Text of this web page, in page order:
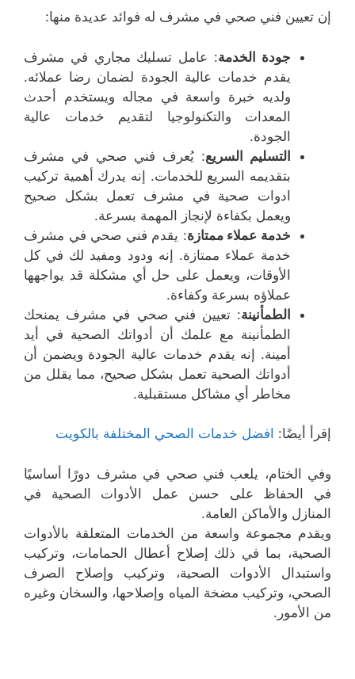
إن تعيين فني صحي في مشرف له فوائد عديدة منها:
جودة الخدمة: عامل تسليك مجاري في مشرف
يقدم خدمات عالية الجودة لضمان رضا عملائه.
ولديه خبرة واسعة في مجاله ويستخدم أحدث
المعدات والتكنولوجيا لتقديم خدمات عالية
الجودة.
التسليم السريع: يُعرف فني صحي في مشرف
بتقديمه السريع للخدمات. إنه يدرك أهمية تركيب
ادوات صحية في مشرف تعمل بشكل صحيح
ويعمل بكفاءة لإنجاز المهمة بسرعة.
خدمة عملاء ممتازة: يقدم فني صحي في مشرف
خدمة عملاء ممتازة. إنه ودود ومفيد لك في كل
الأوقات، ويعمل على حل أي مشكلة قد يواجهها
عملاؤه بسرعة وكفاءة.
الطمأنينة: تعيين فني صحي في مشرف يمنحك
الطمأنينة مع علمك أن أدواتك الصحية في أيد
أمينة. إنه يقدم خدمات عالية الجودة ويضمن أن
أدواتك الصحية تعمل بشكل صحيح، مما يقلل من
مخاطر أي مشاكل مستقبلية.
إقرأ أيضًا: افضل خدمات الصحي المختلفة بالكويت
وفي الختام، يلعب فني صحي في مشرف دورًا أساسيًا
في الحفاظ على حسن عمل الأدوات الصحية في
المنازل والأماكن العامة.
ويقدم مجموعة واسعة من الخدمات المتعلقة بالأدوات
الصحية، بما في ذلك إصلاح أعطال الحمامات، وتركيب
واستبدال الأدوات الصحية، وتركيب وإصلاح الصرف
الصحي، وتركيب مضخة المياه وإصلاحها، والسخان وغيره
من الأمور.